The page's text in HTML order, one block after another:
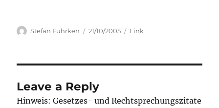
Author
Stefan Fuhrken
Posted
21/10/2005 Categories
Link
Leave a Reply
Hinweis: Gesetzes- und Rechtsprechungszitate